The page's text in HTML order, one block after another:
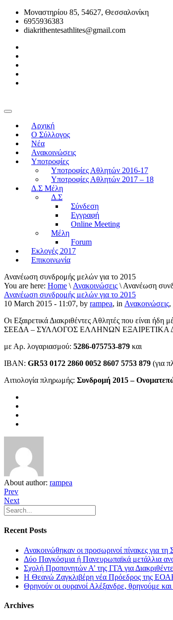
Μοναστηρίου 85, 54627, Θεσσαλονίκη
6955936383
diakrithentesathlites@gmail.com
Αρχική
O Σύλλογος
Νέα
Ανακοινώσεις
Υποτροφίες
Υποτροφίες Αθλητών 2016-17
Υποτροφίες Αθλητών 2017 – 18
Δ.Σ Μέλη
Δ.Σ
Σύνδεση
Εγγραφή
Online Meeting
Μέλη
Forum
Εκλογές 2017
Επικοινωνία
Ανανέωση συνδρομής μελών για το 2015
You are here: Home \ Ανακοινώσεις \ Ανανέωση
Ανανέωση συνδρομής μελών για το 2015
10 March 2015 - 11:07, by rampea, in Ανακοινώσεις,
Οι Εξαιρετικά Διακριθέντες Αθλητές που είναι
ΣΕΕΔΑ – ΣΥΛΛΟΓΟΣ ΕΛΛΗΝΩΝ ΕΞΑΙΡΕΤΙΚΑ
με Αρ. λογαριασμού: 5286-075753-879 και
ΙΒΑΝ: GR53 0172 2860 0052 8607 5753 879 (για
Αιτιολογία πληρωμής: Συνδρομή 2015 –
About author: rampea
Prev
Next
Recent Posts
Ανακοινώθηκαν οι προσωρινοί πίνακες για
Δύο Παγκόσμια ή Πανευρωπαϊκά μετάλλια
Σχολή Προπονητών Α’ της ΓΓΑ για
Η Θεανώ Ζαγκλιβέρη νέα Πρόεδρος της
Θρηνούν οι ουρανοί Αλέξανδρε, θρηνούμε και
Archives